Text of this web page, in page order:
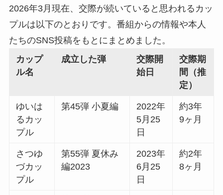
2026年3月現在、交際が続いていると思われるカッ
プルは以下のとおりです。番組からの情報や本人
たちのSNS投稿をもとにまとめました。
カップ
ル名
成立した弾
交際開
始日
交際期
間（推
定）
ゆいは
るカッ
プル
第45弾 小夏編
2022年
5月25
日
約3年
9ヶ月
さつゆ
づカッ
プル
第55弾 夏休み
編2023
2023年
6月25
日
約2年
8ヶ月